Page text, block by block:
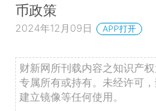
币政策
2024年12月09日 APP打开
财新网所刊载内容之知识产
专属所有或持有。未经许可
建立镜像等任何使用。